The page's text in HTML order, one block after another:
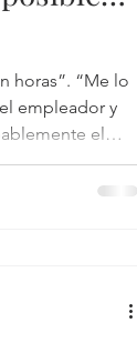
horas”. “Me lo
empleador y
Y aquí va la
para